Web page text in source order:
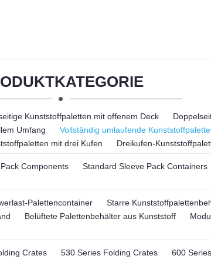
Kunststoffpaletten mit offenem Deck
Umfang
Vollständig umlaufende
mit drei Kufen Dreikufen-
Components Standard Sleeve Pack Containers
Palettencontainer
Starre
Belüftete Palettenbehälter aus Kunststoff
Crates 530 Series Folding Crates 600